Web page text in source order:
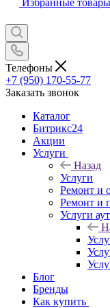
Избранные товары
Телефоны
+7 (950) 170-55-77
Заказать звонок
Каталог
Битрикс24
Акции
Услуги
Назад
Услуги
Ремонт и
Ремонт и
Услуги
Блог
Бренды
Как купить